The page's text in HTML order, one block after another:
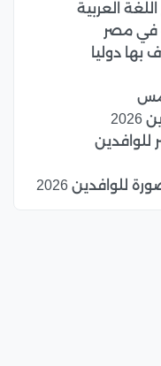
العربية
في مصر
بها دوليا
للوافدين 2026